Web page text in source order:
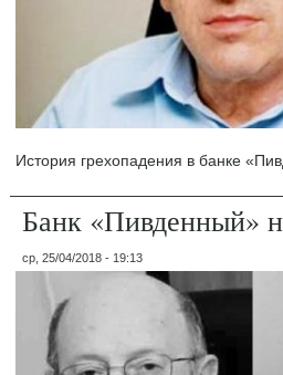
История грехопадения в банке
Банк «Пивденный»
ср, 25/04/2018 - 19:13